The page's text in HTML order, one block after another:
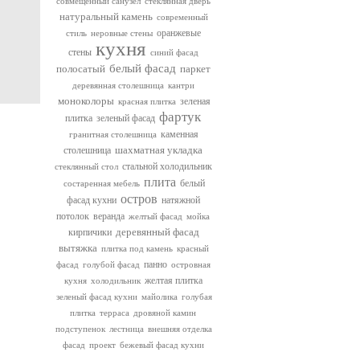
натуральный камень современный
стиль неровные стены оранжевые
стены кухня синий фасад
полосатый белый фасад паркет
деревянная столешница кантри
моноколоры красная плитка зеленая
плитка зеленый фасад фартук
гранитная столешница каменная
столешница шахматная укладка
стеклянный стол стальной холодильник
состаренная мебель плита белый
фасад кухни остров натяжной
потолок веранда желтый фасад мойка
кирпичики деревянный фасад
вытяжка плитка под камень красный
фасад голубой фасад панно островная
кухня холодильник желтая плитка
зеленый фасад кухни майолика голубая
плитка терраса дровяной камин
подступенок лестница внешняя отделка
фасад проект бежевый фасад кухни